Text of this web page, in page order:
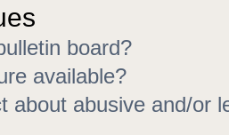
board?
available?
about abusive and/or